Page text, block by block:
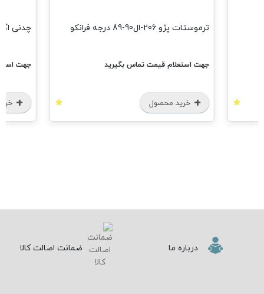
قیمت تماس بگیرید
محصول
چدنی اگزوز پژو 206 تیپ 5 یلکن
جهت استعلام قیمت تماس بگیرید
خرید محصول
درباره ما ضمانت اصالت کالا